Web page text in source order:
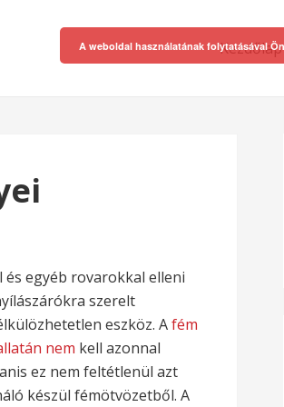
Kezdőlap
és egyéb rovarokkal elleni
szerelt
eszköz. Afém
nem kell azonnal
ez nem feltétlenül azt
készül fémötvözetből. A
A weboldal használatának folytatásával